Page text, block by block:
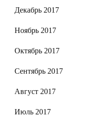
Декабрь 2017
Ноябрь 2017
Октябрь 2017
Сентябрь 2017
Август 2017
Июль 2017